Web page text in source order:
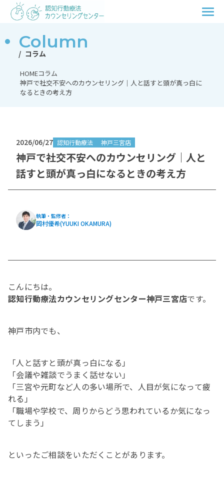
Column
コラム
HOMEコラム
神戸で社交不安へのカウンセリング｜人と話すと頭が真っ白に
なるときの考え方
2026/06/27 認知行動療法 神戸三宮店
神戸で社交不安へのカウンセリング｜人と
話すと頭が真っ白になるときの考え方
執筆・監修者：
岡村優希(YUUKI OKAMURA)
こんにちは。
認知行動療法カウンセリングセンター神戸三宮店です。
神戸市内でも、
「人と話すと頭が真っ白になる」
「会議や雑談でうまく話せない」
「三宮や元町など人の多い場所で、人目が気になって疲
れる」
「職場や学校で、周りからどう思われているか気になっ
てしまう」
といったご相談をいただくことがあります。